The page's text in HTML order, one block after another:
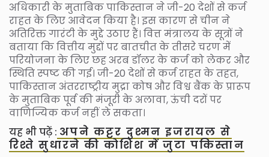
अधिकारी के मुताबिक पाकिस्तान ने जी-20 देशों से कर्ज
राहत के लिए आवेदन किया है। इस कारण से चीन ने
अतिरिक्त गारंटी के मुद्दे उठाए हैं। वित्त मंत्रालय के सूत्रों ने
बताया कि वित्तीय मुद्दों पर बातचीत के तीसरे चरण में
परियोजना के लिए छह अरब डॉलर के कर्ज को लेकर और
स्थिति स्पष्ट की गई। जी-20 देशों से कर्ज राहत के तहत,
पाकिस्तान अंतरराष्ट्रीय मुद्रा कोष और विश्व बैंक के प्रारूप
के मुताबिक पूर्व की मंजूरी के अलावा, ऊंची दरों पर
वाणिज्यिक कर्ज नहीं ले सकता।
यह भी पढ़ें : अपने कट्टर दुश्मन इजरायल से
रिश्ते सुधारने की कोशिश में जुटा पकिस्तान